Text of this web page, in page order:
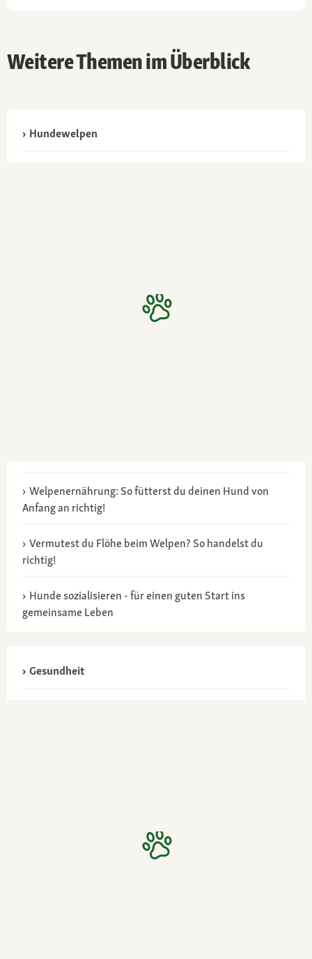
Weitere Themen im Überblick
Hundewelpen
Welpenernährung: So fütterst du deinen Hund von
Anfang an richtig!
Vermutest du Flöhe beim Welpen? So handelst du
richtig!
Hunde sozialisieren - für einen guten Start ins
gemeinsame Leben
Gesundheit